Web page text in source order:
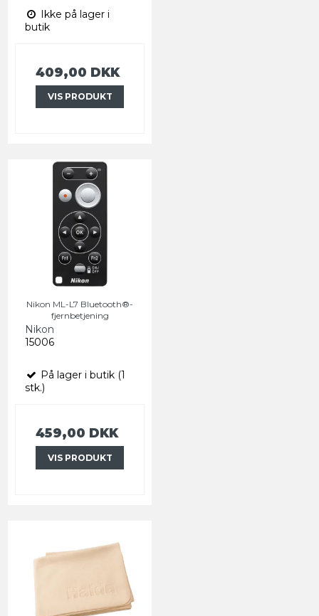
Ikke på lager i
butik
409,00 DKK
VIS PRODUKT
Nikon ML-L7 Bluetooth®-
fjernbetjening
Nikon
15006
På lager i butik (1
stk.)
459,00 DKK
VIS PRODUKT